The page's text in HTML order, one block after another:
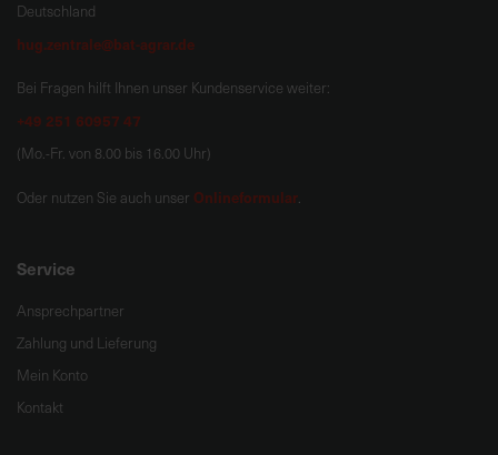
Deutschland
hug.zentrale@bat-agrar.de
Bei Fragen hilft Ihnen unser Kundenservice weiter:
+49 251 60957 47
(Mo.-Fr. von 8.00 bis 16.00 Uhr)
Oder nutzen Sie auch unser Onlineformular.
Service
Ansprechpartner
Zahlung und Lieferung
Mein Konto
Kontakt